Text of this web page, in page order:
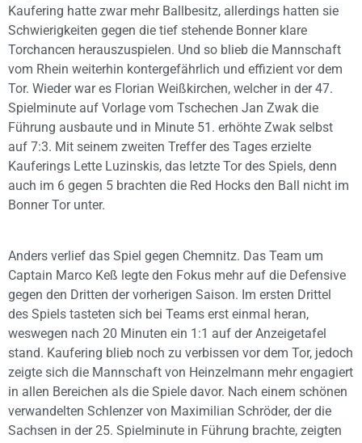
Kaufering hatte zwar mehr Ballbesitz, allerdings hatten sie
Schwierigkeiten gegen die tief stehende Bonner klare
Torchancen herauszuspielen. Und so blieb die Mannschaft
vom Rhein weiterhin kontergefährlich und effizient vor dem
Tor. Wieder war es Florian Weißkirchen, welcher in der 47.
Spielminute auf Vorlage vom Tschechen Jan Zwak die
Führung ausbaute und in Minute 51. erhöhte Zwak selbst
auf 7:3. Mit seinem zweiten Treffer des Tages erzielte
Kauferings Lette Luzinskis, das letzte Tor des Spiels, denn
auch im 6 gegen 5 brachten die Red Hocks den Ball nicht im
Bonner Tor unter.
Anders verlief das Spiel gegen Chemnitz. Das Team um
Captain Marco Keß legte den Fokus mehr auf die Defensive
gegen den Dritten der vorherigen Saison. Im ersten Drittel
des Spiels tasteten sich bei Teams erst einmal heran,
weswegen nach 20 Minuten ein 1:1 auf der Anzeigetafel
stand. Kaufering blieb noch zu verbissen vor dem Tor, jedoch
zeigte sich die Mannschaft von Heinzelmann mehr engagiert
in allen Bereichen als die Spiele davor. Nach einem schönen
verwandelten Schlenzer von Maximilian Schröder, der die
Sachsen in der 25. Spielminute in Führung brachte, zeigten